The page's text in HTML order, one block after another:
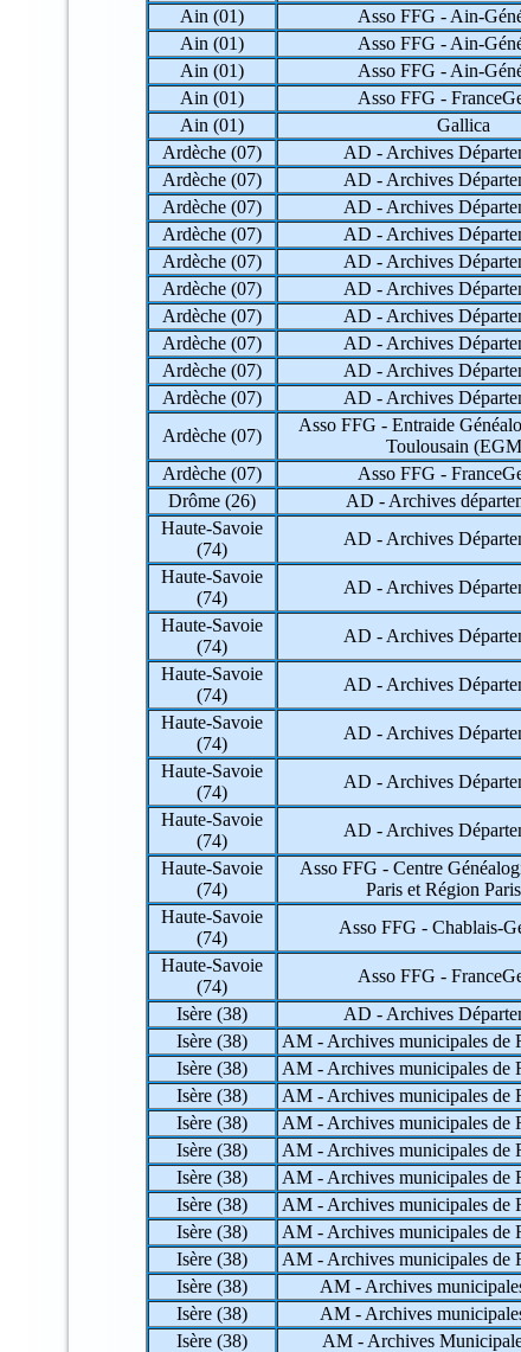
57 => Moselle
58 => Nièvre
59 => Nord
60 => Oise
61 => Orne
62 => Pas-de-Calais
63 => Puy-de-Dôme
64 => Pyrénées-Atlantiques
65 => Hautes-Pyrénées
66 => Pyrénées-Orientales
67 => Bas-Rhin
68 => Haut-Rhin
69 => Rhône
70 => Haute-Saône
71 => Saône-et-Loire
72 => Sarthe
73 => Savoie
74 => Haute-Savoie
75 => Paris
76 => Seine-Maritime
77 => Seine-et-Marne
78 => Yvelines
79 => Deux-Sèvres
80 => Somme
81 => Tarn
82 => Tarn-et-Garonne
83 => Var
84 => Vaucluse
85 => Vendée
86 => Vienne
87 => Haute-Vienne
88 => Vosges
89 => Yonne
90 => Territoire de Belfort
91 => Essonne
92 => Hauts-de-Seine
93 => Seine-Saint-Denis
94 => Val-de-Marne
95 => Val-d'Oise
971 => Guadeloupe
972 => Martinique
973 => Guyane
974 => La Réunion
975 => Saint-Pierre-et-Miquelon
976 => Mayotte
984 => Terres Australes et Antarctiques
986 => Wallis et Futuna
987 => Polynésie Française
988 => Nouvelle-Calédonie
Ain (01)
Asso FFG - Ain-
Ain (01)
Asso FFG - Ain-
Ain (01)
Asso FFG - Ain-
Ain (01)
Asso FFG -
Ain (01)
Gallica
Ardèche (07)
AD - Archives
Ardèche (07)
AD - Archives
Ardèche (07)
AD - Archives
Ardèche (07)
AD - Archives
Ardèche (07)
AD - Archives
Ardèche (07)
AD - Archives
Ardèche (07)
AD - Archives
Ardèche (07)
AD - Archives
Ardèche (07)
AD - Archives
Ardèche (07)
AD - Archives
Ardèche (07)
Asso FFG - Entraide
Toulousain
Ardèche (07)
Asso FFG -
Drôme (26)
AD - Archives
Haute-Savoie
(74)
AD - Archives
Haute-Savoie
(74)
AD - Archives
Haute-Savoie
(74)
AD - Archives
Haute-Savoie
(74)
AD - Archives
Haute-Savoie
(74)
AD - Archives
Haute-Savoie
(74)
AD - Archives
Haute-Savoie
(74)
AD - Archives
Haute-Savoie
(74)
Asso FFG - Centre
Paris et Région
Haute-Savoie
(74)
Asso FFG - Chablais-
Haute-Savoie
(74)
Asso FFG -
Isère (38)
AD - Archives
Isère (38)
AM - Archives municipales de
Isère (38)
AM - Archives municipales de
Isère (38)
AM - Archives municipales de
Isère (38)
AM - Archives municipales de
Isère (38)
AM - Archives municipales de
Isère (38)
AM - Archives municipales de
Isère (38)
AM - Archives municipales de
Isère (38)
AM - Archives municipales de
Isère (38)
AM - Archives municipales de
Isère (38)
AM - Archives
Isère (38)
AM - Archives
Isère (38)
AM - Archives